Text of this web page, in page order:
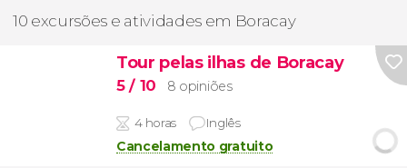
10 excursões e atividades em Boracay
Tour pelas ilhas de Boracay
5/ 10 8 opiniões
4 horas Inglês
Cancelamento gratuito